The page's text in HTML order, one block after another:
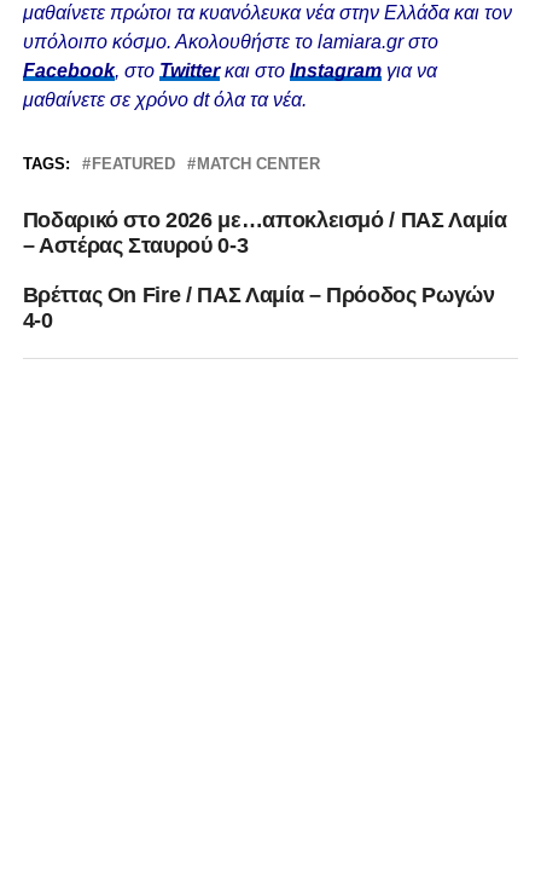
μαθαίνετε πρώτοι τα κυανόλευκα νέα στην Ελλάδα και τον
υπόλοιπο κόσμο. Ακολουθήστε το lamiara.gr στο
Facebook, στο Twitterκαι στο Instagram για να
μαθαίνετε σε χρόνο dt όλα τα νέα.
TAGS: FEATURED MATCH CENTER
Ποδαρικό στο 2026 με…αποκλεισμό / ΠΑΣ Λαμία
– Αστέρας Σταυρού 0-3
Βρέττας On Fire / ΠΑΣ Λαμία – Πρόοδος Ρωγών
4-0